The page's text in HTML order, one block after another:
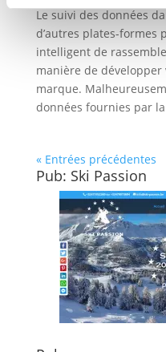
Le suivi des données
d’autres plates-formes
intelligent de
manière de
marque.
données fournies par
« Entrées précédentes
Pub: Ski Passion